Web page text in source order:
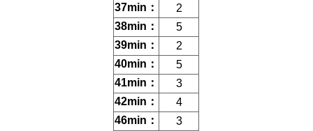
37min：
2
38min：
5
39min：
2
40min：
5
41min：
3
42min：
4
46min：
3